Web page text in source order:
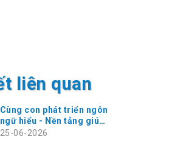
liên quan
Cùng con phát triển ngôn
ngữ hiểu - Nền tảng giúp
trẻ chậm nói bứt phá
25-06-2026